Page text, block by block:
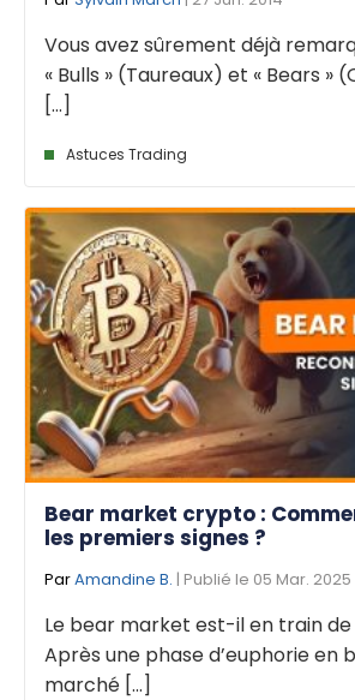
Vous avez sûrement déjà
« Bulls » (Taureaux) et « Bears »
[...]
Astuces Trading
Bear market crypto :
les premiers signes ?
ParAmandine B. | Publié le 05 Mar. 2025
Le bear market est-il en train de
Après une phase d’euphorie en
marché [...]